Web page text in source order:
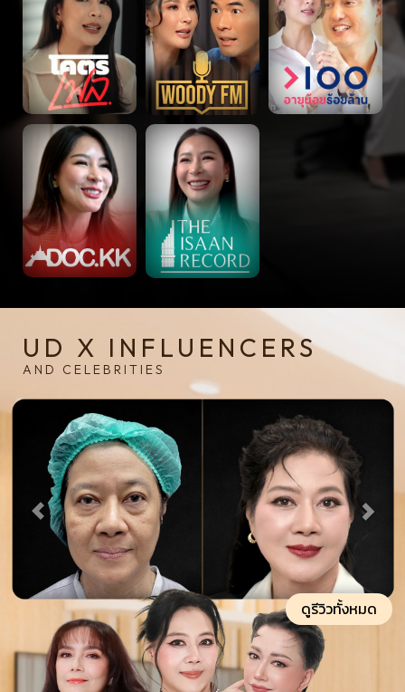
UD X INFLUENCERS
AND CELEBRITIES
ดูรีวิวทั้งหมด